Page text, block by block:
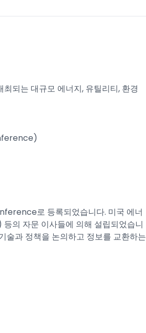
는 대규모 에너지, 유틸리티, 환경
로 등록되었습니다. 미국 에너
의 자문 이사들에 의해 설립되었습니
술과 정책을 논의하고 정보를 교환하는